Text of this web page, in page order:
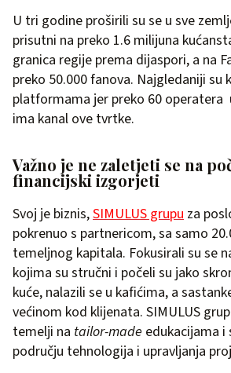
U tri godine proširili su se u sve
prisutni na preko 1.6 milijuna
granica regije prema dijaspori, a na
preko 50.000 fanova. Najgledaniji su
platformama jer preko 60 operatera
ima kanal ove tvrtke.
Važno je ne zaletjeti se na
financijski izgorjeti
Svoj je biznis,SIMULUS grupu za
pokrenuo s partnericom, sa samo
temeljnog kapitala. Fokusirali su se
kojima su stručni i počeli su jako
kuće, nalazili se u kafićima, a
većinom kod klijenata. SIMULUS
temelji na tailor-made edukacijama i
području tehnologija i upravljanja